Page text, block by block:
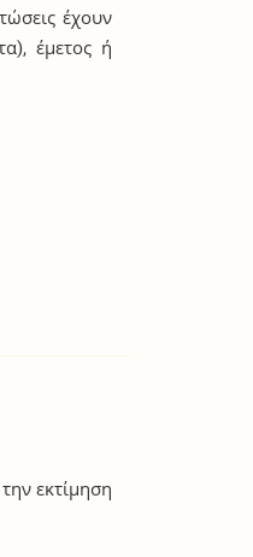
έχουν
έμετος ή
εκτίμηση